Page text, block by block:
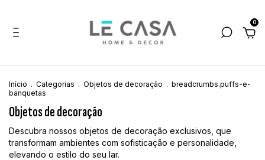
0
Início . Categorias . Objetos de decoração . breadcrumbs.puffs-e-
banquetas
Objetos de decoração
Descubra nossos objetos de decoração exclusivos, que
transformam ambientes com sofisticação e personalidade,
elevando o estilo do seu lar.